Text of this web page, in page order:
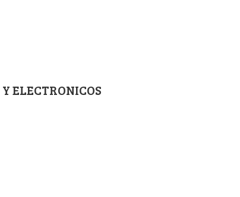
Y ELECTRONICOS